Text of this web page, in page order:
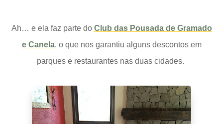
Ah… e ela faz parte do Club das Pousada de Gramado
e Canela, o que nos garantiu alguns descontos em
parques e restaurantes nas duas cidades.